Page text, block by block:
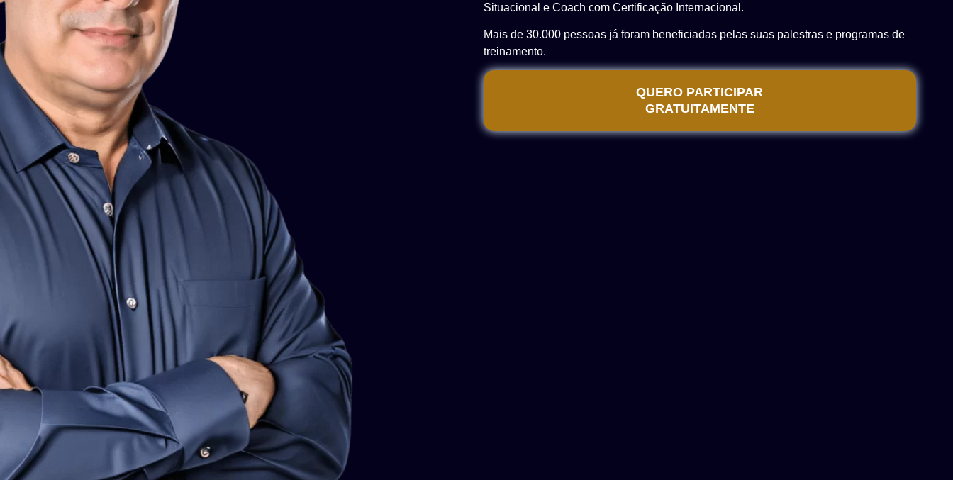
Situacional e Coach com Certificação Internacional.
Mais de 30.000 pessoas já foram beneficiadas pelas suas palestras e programas de
treinamento.
QUERO PARTICIPAR
GRATUITAMENTE